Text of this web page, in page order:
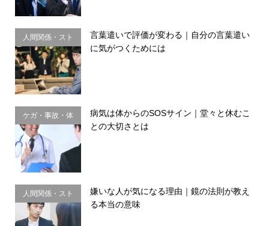
人間関係・スト
レス
言葉遣いで評価が変わる｜自分の言葉遣い
に気がつくためには
ケガ・事故・体
のサイン
病気は体からのSOSサイン｜堂々と休むこ
との大切さとは
人間関係・スト
レス
嫌いな人が気になる理由｜鏡の法則が教え
る本当の意味